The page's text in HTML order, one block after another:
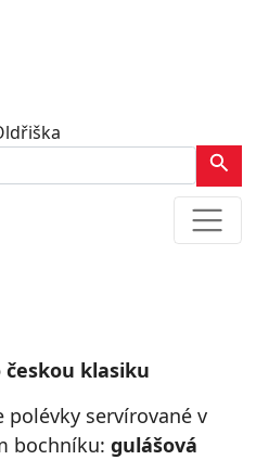
českou klasiku
polévky servírované v
bochníku: gulášová